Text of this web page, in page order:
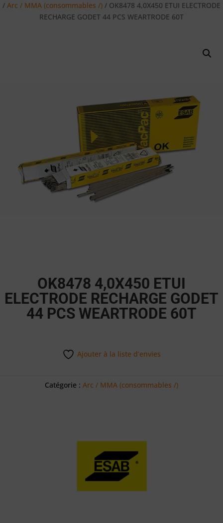
/ Arc / MMA (consommables /) / OK8478 4,0X450 ETUI ELECTRODE
RECHARGE GODET 44 PCS WEARTRODE 60T
OK8478 4,0X450 ETUI
ELECTRODE RECHARGE GODET
44 PCS WEARTRODE 60T
Ajouter à la liste d’envies
Catégorie : Arc / MMA (consommables /)